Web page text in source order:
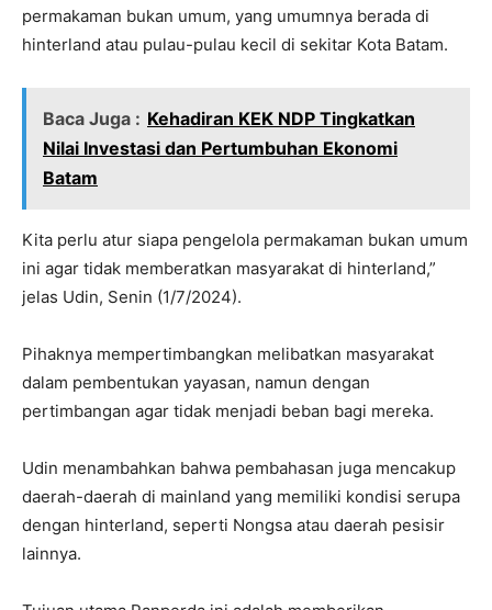
permakaman bukan umum, yang umumnya berada di
hinterland atau pulau-pulau kecil di sekitar Kota Batam.
Baca Juga : Kehadiran KEK NDP Tingkatkan
Nilai Investasi dan Pertumbuhan Ekonomi
Batam
Kita perlu atur siapa pengelola permakaman bukan umum
ini agar tidak memberatkan masyarakat di hinterland,”
jelas Udin, Senin (1/7/2024).
Pihaknya mempertimbangkan melibatkan masyarakat
dalam pembentukan yayasan, namun dengan
pertimbangan agar tidak menjadi beban bagi mereka.
Udin menambahkan bahwa pembahasan juga mencakup
daerah-daerah di mainland yang memiliki kondisi serupa
dengan hinterland, seperti Nongsa atau daerah pesisir
lainnya.